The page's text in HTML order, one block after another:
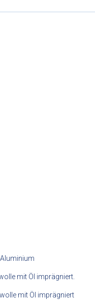
mit Öl imprägniert.
mit Öl imprägniert